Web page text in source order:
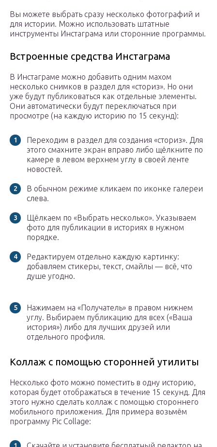
Вы можете выбрать сразу несколько фотографий и
для истории. Можно использовать штатные
инструменты Инстаграма или сторонние программы.
Встроенные средства Инстаграма
В Инстаграме можно добавить одним махом
несколько снимков в раздел для «сториз». Но они
уже будут публиковаться как отдельные элементы.
Они автоматически будут переключаться при
просмотре (на каждую историю по 15 секунд):
Переходим в раздел для создания «сториз». Для
этого смахните экран вправо либо щёлкните по
камере в левом верхнем углу в своей ленте
новостей.
В обычном режиме кликаем по иконке галереи
слева.
Щёлкаем по «Выбрать несколько». Указываем
фото для публикации в историях в нужном
порядке.
Редактируем отдельно каждую картинку:
добавляем стикеры, текст, смайлы — всё, что
душе угодно.
Нажимаем на «Получатель» в правом нижнем
углу. Выбираем публикацию для всех («Ваша
история») либо для лучших друзей или
отдельного профиля.
Коллаж с помощью сторонней утилиты
Несколько фото можно поместить в одну историю,
которая будет отображаться в течение 15 секунд. Для
этого нужно сделать коллаж с помощью стороннего
мобильного приложения. Для примера возьмём
программу Pic Collage: